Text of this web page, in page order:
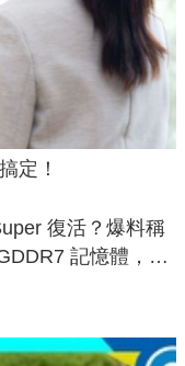
定！
復活？爆料稱
記憶體，這